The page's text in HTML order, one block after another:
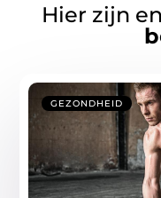
Hier zijn
GEZONDHEID